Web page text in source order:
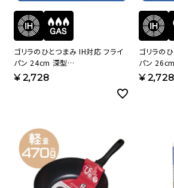
ゴリラのひとつまみ IH対応 フライ
パン 24cm 深型
GRDPIH24BK【HO】
¥2,728
ゴリラの
パン
¥2,728